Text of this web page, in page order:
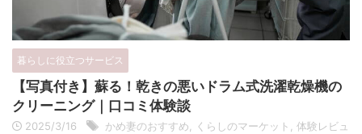
暮らしに役立つサービス
【写真付き】蘇る！乾きの悪いドラム式洗濯乾燥機の
クリーニング｜口コミ体験談
2025/3/16 かめ妻のおすすめ, くらしのマーケット , 体験レビュ